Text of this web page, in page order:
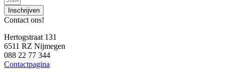
Inschrijven
Contact ons!
Hertogstraat 131
6511 RZ Nijmegen
088 22 77 344
Contactpagina